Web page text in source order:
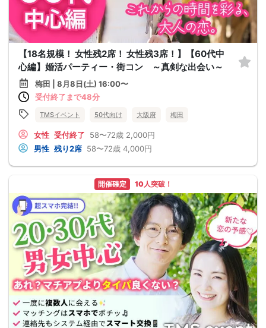
【18名規模！ 女性残2席！ 女性残3席！】【60代中
心編】婚活パーティー・街コン ～真剣な出会い～
梅田 | 8月8日(土) 16:00〜
受付終了まで48分
TMSイベント 50代向け 大阪府 梅田
女性 受付終了 58〜72歳 2,000円
男性 残り2席 58〜72歳 4,000円
開催確定 10人突破！